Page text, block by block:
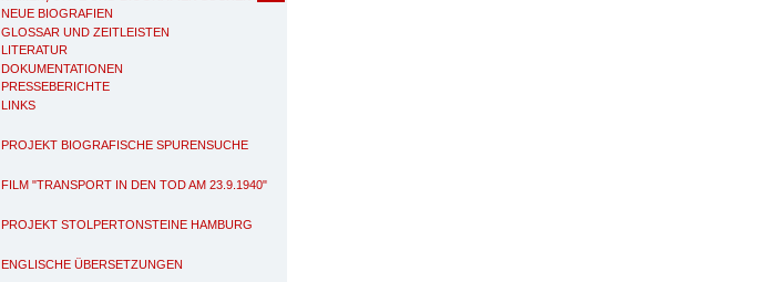
NEUE BIOGRAFIEN
GLOSSAR UND ZEITLEISTEN
LITERATUR
DOKUMENTATIONEN
PRESSEBERICHTE
LINKS
PROJEKT BIOGRAFISCHE SPURENSUCHE
FILM "TRANSPORT IN DEN TOD AM 23.9.1940"
PROJEKT STOLPERTONSTEINE HAMBURG
ENGLISCHE ÜBERSETZUNGEN